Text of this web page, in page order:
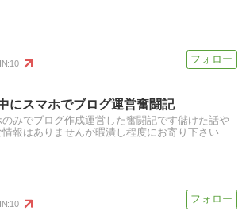
10
にスマホでブログ運営奮闘記
のみでブログ作成運営した奮闘記です儲けた話や
情報はありませんが暇潰し程度にお寄り下さい
10